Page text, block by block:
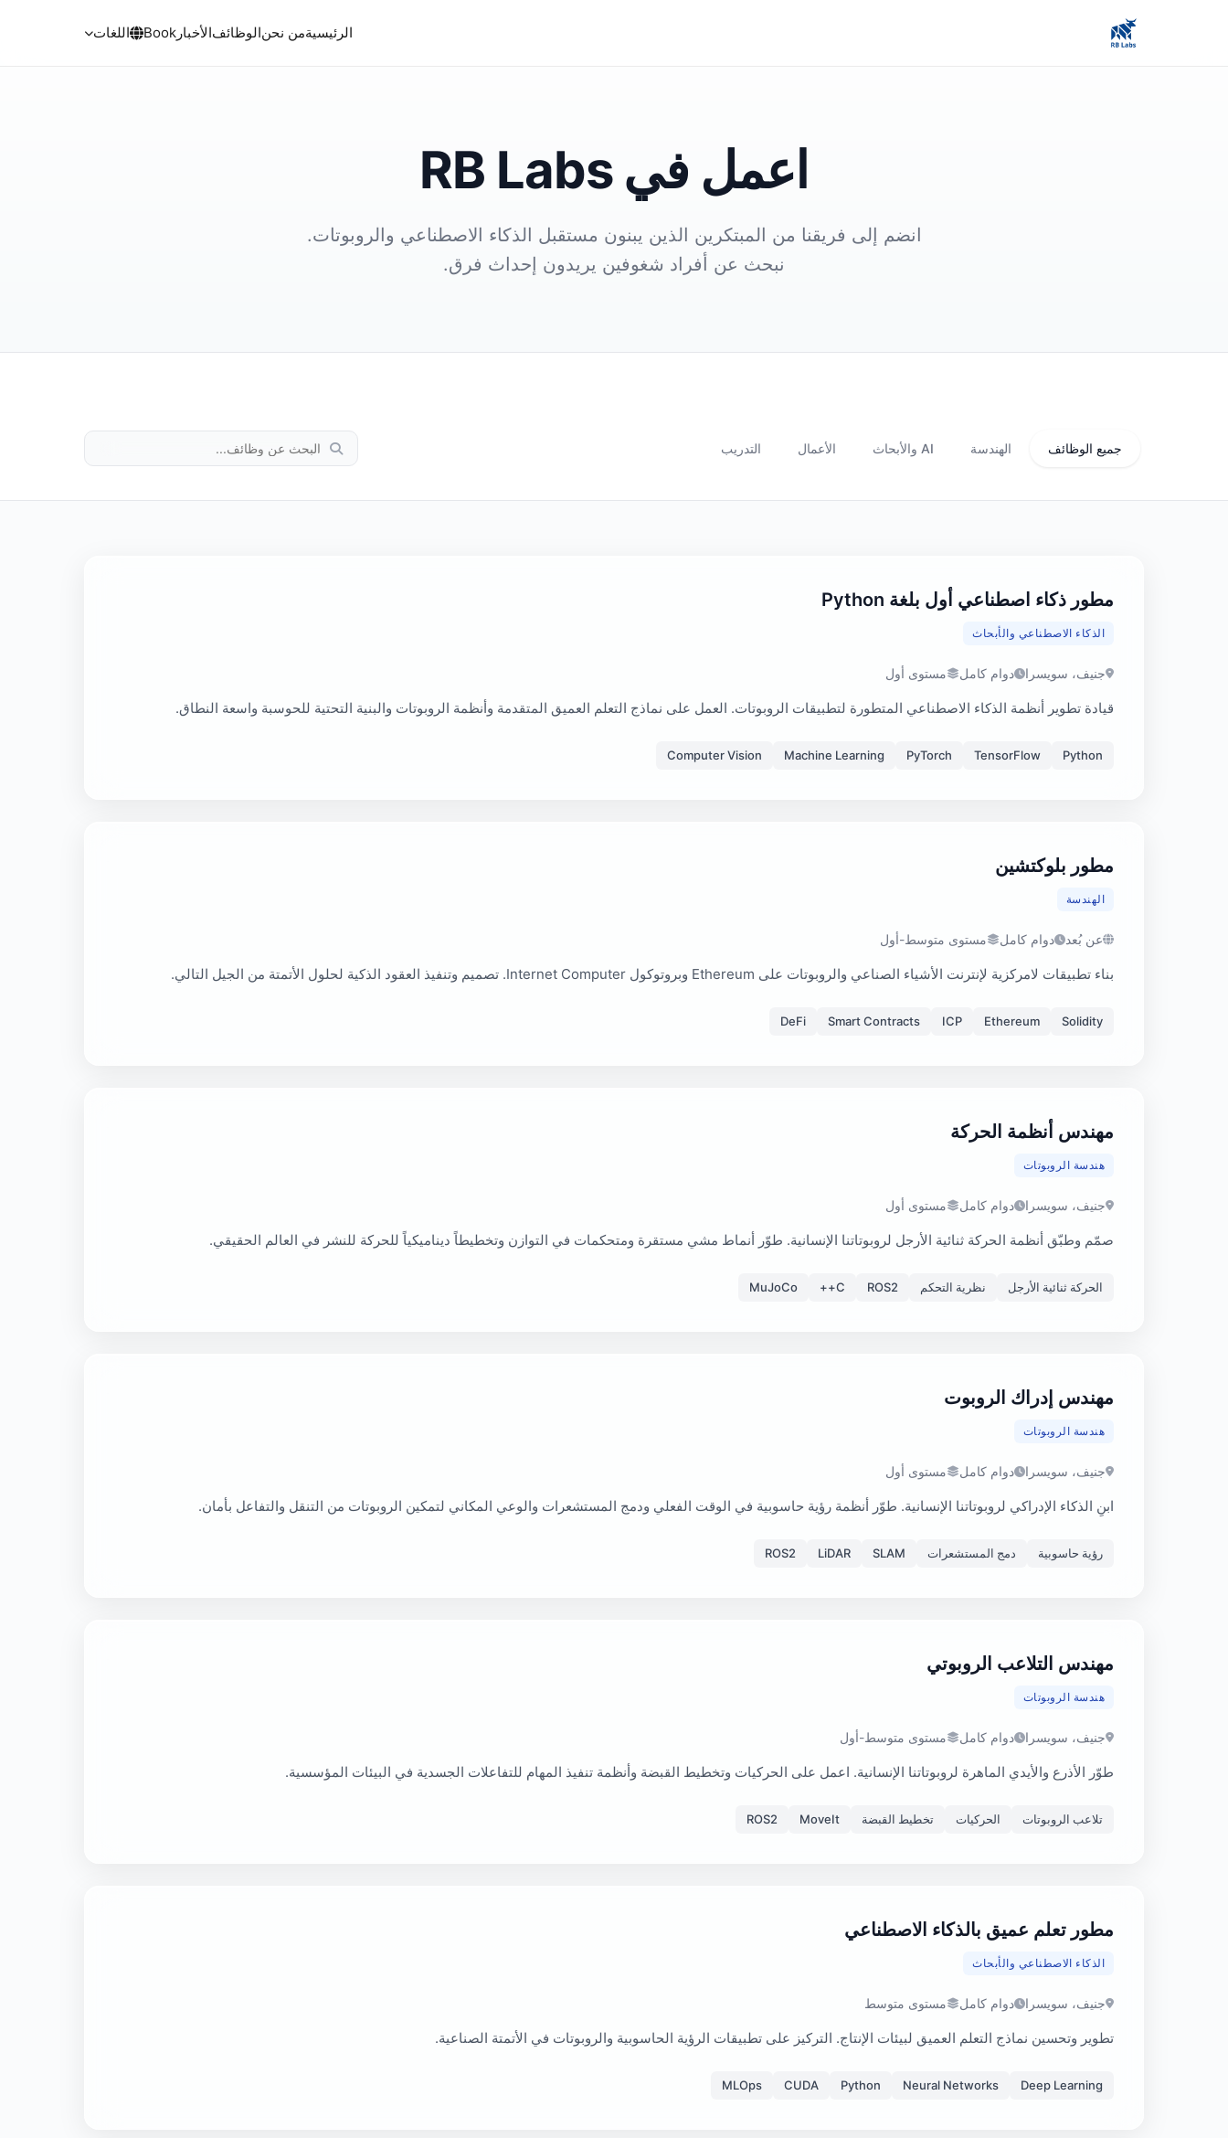
الرئيسيةمن نحنالوظائفالأخبار Book اللغات
اعمل في RB Labs
انضم إلى فريقنا من المبتكرين الذين يبنون مستقبل الذكاء الاصطناعي والروبوتات.
نبحث عن أفراد شغوفين يريدون إحداث فرق.
جميع الوظائف الهندسة AI والأبحاث الأعمال التدريب
مطور ذكاء اصطناعي أول بلغة Python
الذكاء الاصطناعي والأبحاث
جنيف، سويسرا دوام كامل مستوى أول
قيادة تطوير أنظمة الذكاء الاصطناعي المتطورة لتطبيقات الروبوتات. العمل على نماذج التعلم العميق المتقدمة وأنظمة الروبوتات والبنية التحتية للحوسبة واسعة النطاق.
Python
TensorFlow
PyTorch
Machine Learning
Computer Vision
مطور بلوكتشين
الهندسة
عن بُعد دوام كامل مستوى متوسط-أول
بناء تطبيقات لامركزية لإنترنت الأشياء الصناعي والروبوتات على Ethereum وبروتوكول Internet Computer. تصميم وتنفيذ العقود الذكية لحلول الأتمتة من الجيل التالي.
Solidity
Ethereum
ICP
Smart Contracts
DeFi
مهندس أنظمة الحركة
هندسة الروبوتات
جنيف، سويسرا دوام كامل مستوى أول
صمّم وطبّق أنظمة الحركة ثنائية الأرجل لروبوتاتنا الإنسانية. طوّر أنماط مشي مستقرة ومتحكمات في التوازن وتخطيطاً ديناميكياً للحركة للنشر في العالم الحقيقي.
الحركة ثنائية الأرجل نظرية التحكم ROS2
C++
MuJoCo
مهندس إدراك الروبوت
هندسة الروبوتات
جنيف، سويسرا دوام كامل مستوى أول
ابنِ الذكاء الإدراكي لروبوتاتنا الإنسانية. طوّر أنظمة رؤية حاسوبية في الوقت الفعلي ودمج المستشعرات والوعي المكاني لتمكين الروبوتات من التنقل والتفاعل بأمان.
رؤية حاسوبية دمج المستشعرات SLAM
LiDAR
ROS2
مهندس التلاعب الروبوتي
هندسة الروبوتات
جنيف، سويسرا دوام كامل مستوى متوسط-أول
طوّر الأذرع والأيدي الماهرة لروبوتاتنا الإنسانية. اعمل على الحركيات وتخطيط القبضة وأنظمة تنفيذ المهام للتفاعلات الجسدية في البيئات المؤسسية.
تلاعب الروبوتات الحركيات تخطيط القبضة MoveIt
ROS2
مطور تعلم عميق بالذكاء الاصطناعي
الذكاء الاصطناعي والأبحاث
جنيف، سويسرا دوام كامل مستوى متوسط
تطوير وتحسين نماذج التعلم العميق لبيئات الإنتاج. التركيز على تطبيقات الرؤية الحاسوبية والروبوتات في الأتمتة الصناعية.
Deep Learning
Neural Networks
Python
CUDA
MLOps